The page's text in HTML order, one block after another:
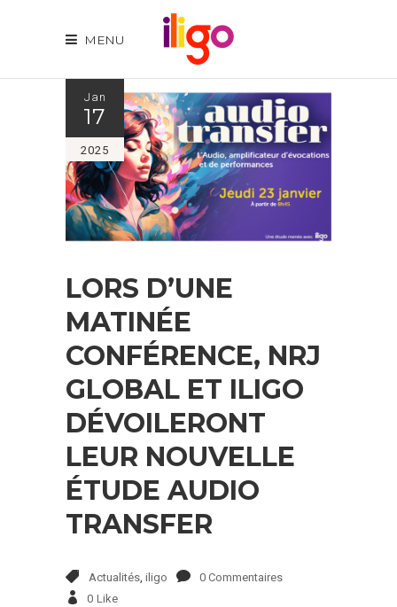
MENU
Jan
17
2025
LORS D’UNE
MATINÉE
CONFÉRENCE, NRJ
GLOBAL ET ILIGO
DÉVOILERONT
LEUR NOUVELLE
ÉTUDE AUDIO
TRANSFER
Actualités, iligo
0 Commentaires
0 Like